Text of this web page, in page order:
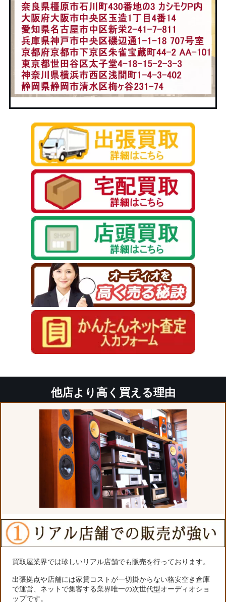
他店より高く買える理由
買取屋業界では珍しいリアル店舗でも販売を行っております。
出張拠点や店舗には家賃コストが一切掛からない格安空き倉庫
で運営、ネットで集客する業界唯一の次世代型オーディオショ
ップです。